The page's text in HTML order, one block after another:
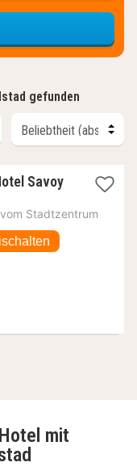
gefunden
Savoy
Stadtzentrum
mit